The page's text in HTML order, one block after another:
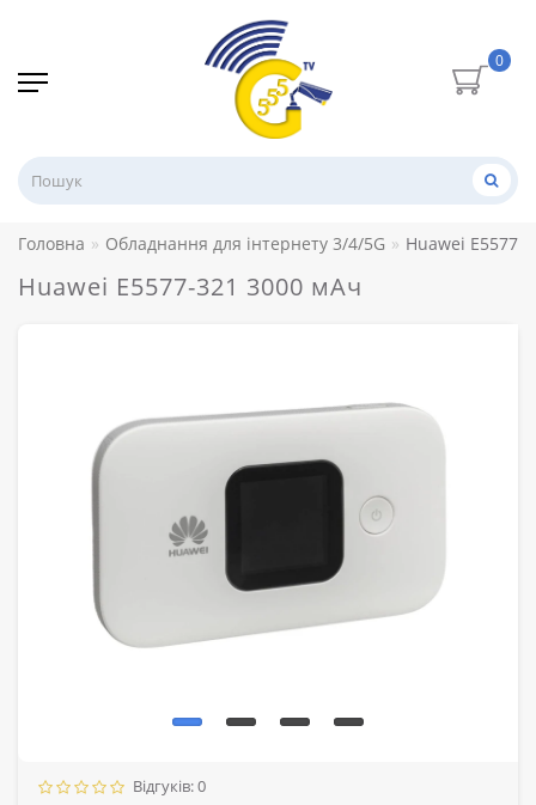
0
Головна Обладнання для інтернету 3/4/5G Huawei E5577-
Huawei E5577-321 3000 мАч
Відгуків: 0